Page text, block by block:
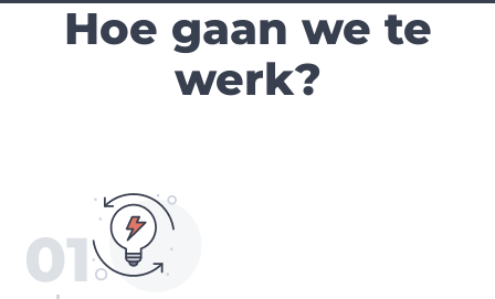
Hoe gaan we te
werk?
01